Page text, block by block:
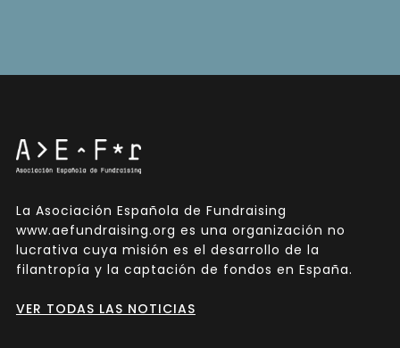
La Asociación Española de Fundraising
www.aefundraising.org es una organización no
lucrativa cuya misión es el desarrollo de la
filantropía y la captación de fondos en España.
VER TODAS LAS NOTICIAS